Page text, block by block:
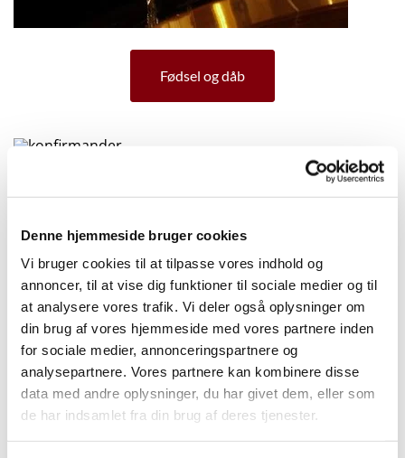
Denne hjemmeside bruger cookies
Vi bruger cookies til at tilpasse vores indhold og
annoncer, til at vise dig funktioner til sociale medier og til
at analysere vores trafik. Vi deler også oplysninger om
din brug af vores hjemmeside med vores partnere inden
for sociale medier, annonceringspartnere og
analysepartnere. Vores partnere kan kombinere disse
data med andre oplysninger, du har givet dem, eller som
de har indsamlet fra din brug af deres tjenester.
Fødsel og dåb
Konfirmation
Bryllup